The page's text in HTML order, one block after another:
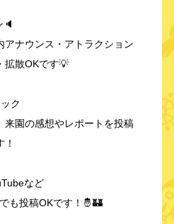
アナウンス・アトラクション
拡散OKです💡
ク
来園の感想やレポートを投稿
など
も投稿OKです！🤴🏰